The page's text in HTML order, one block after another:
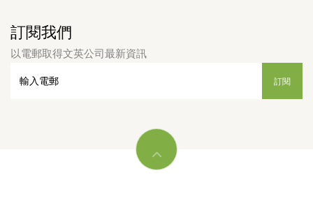
訂閱我們
以電郵取得文英公司最新資訊